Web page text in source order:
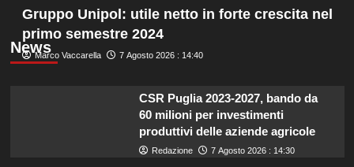
News
Gruppo Unipol: utile netto in forte crescita nel
primo semestre 2024
Marco Vaccarella 7 Agosto 2026 : 14:40
CSR Puglia 2023-2027, bando da
60 milioni per investimenti
produttivi delle aziende agricole
Redazione 7 Agosto 2026 : 14:30